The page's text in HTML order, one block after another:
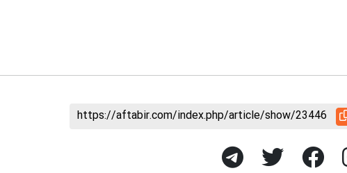
https://aftabir.com/index.php/article/show/23446